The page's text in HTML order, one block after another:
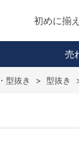
初めに揃
売
型抜き > 型抜き